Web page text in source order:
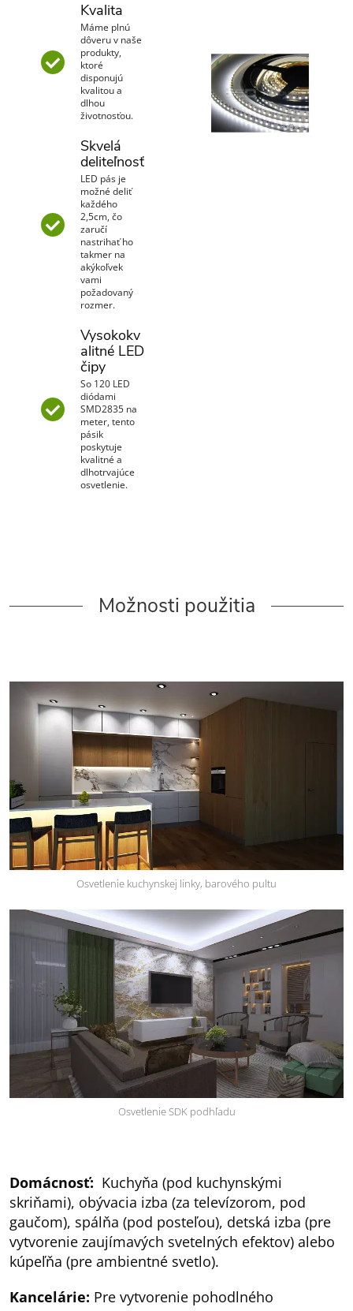
Kvalita
Máme plnú
dôveru v naše
produkty,
ktoré
disponujú
kvalitou a
dlhou
životnosťou.
Skvelá
deliteľnosť
LED pás je
možné deliť
každého
2,5cm, čo
zaručí
nastrihať ho
takmer na
akýkoľvek
vami
požadovaný
rozmer.
Vysokokv
alitné LED
čipy
So 120 LED
diódami
SMD2835 na
meter, tento
pásik
poskytuje
kvalitné a
dlhotrvajúce
osvetlenie.
Možnosti použitia
Osvetlenie kuchynskej linky, barového pultu
Osvetlenie SDK podhľadu
Domácnosť: Kuchyňa (pod kuchynskými
skriňami), obývacia izba (za televízorom, pod
gaučom), spálňa (pod posteľou), detská izba (pre
vytvorenie zaujímavých svetelných efektov) alebo
kúpeľňa (pre ambientné svetlo).
Kancelárie: Pre vytvorenie pohodlného